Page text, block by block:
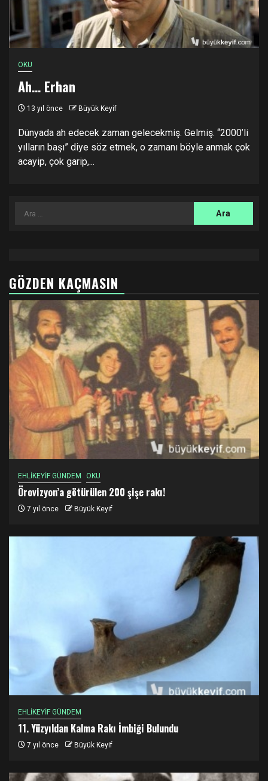
OKU
Ah… Erhan
13 yıl önce Büyük Keyif
Dünyada ah edecek zaman gelecekmiş. Gelmiş. “2000’li
yılların başı” diye söz etmek, o zamanı böyle anmak çok
acayip, çok garip,...
Arama:
GÖZDEN KAÇMASIN
EHLİKEYİF GÜNDEM OKU
Örovizyon’a götürülen 200 şişe rakı!
7 yıl önce Büyük Keyif
EHLİKEYİF GÜNDEM
11. Yüzyıldan Kalma Rakı İmbiği Bulundu
7 yıl önce Büyük Keyif